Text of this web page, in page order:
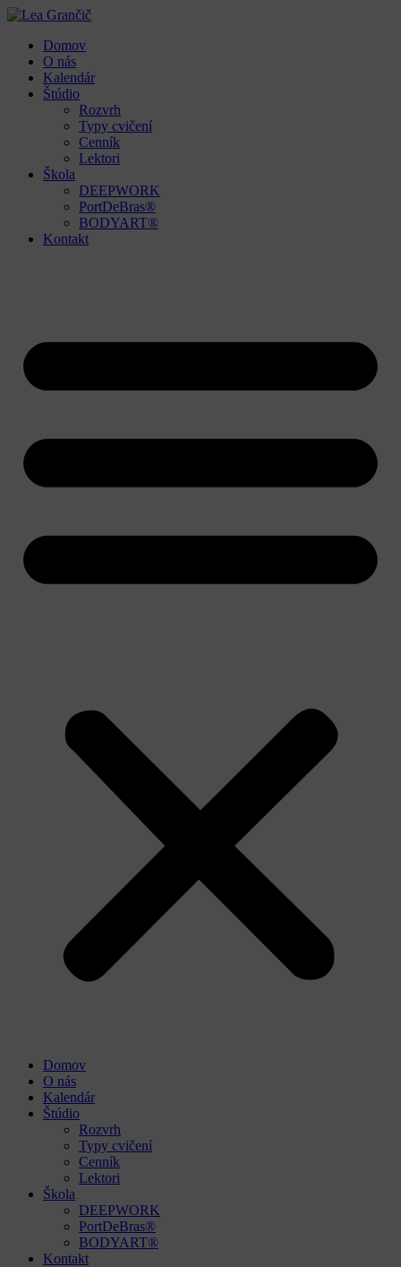
Domov
O nás
Kalendár
Štúdio
Rozvrh
Typy cvičení
Cenník
Lektori
Škola
DEEPWORK
PortDeBras®
BODYART®
Kontakt
Domov
O nás
Kalendár
Štúdio
Rozvrh
Typy cvičení
Cenník
Lektori
Škola
DEEPWORK
PortDeBras®
BODYART®
Kontakt